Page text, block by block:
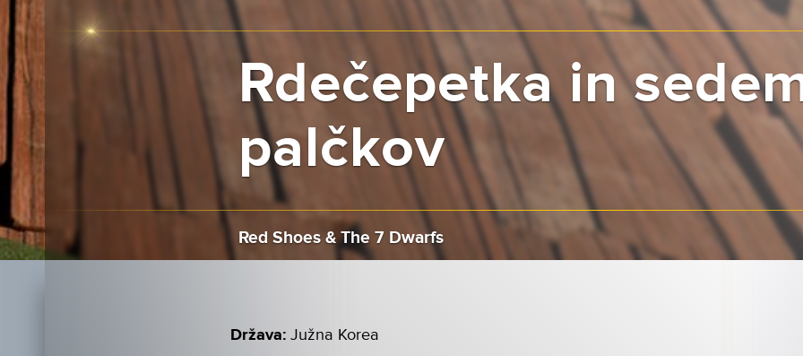
Rdečepetka in
palčkov
Red Shoes & The 7 Dwarfs
Država: Južna Korea